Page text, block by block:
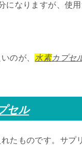
になりますが、使
のが、 水素カプセ
セル
たものです。サプ